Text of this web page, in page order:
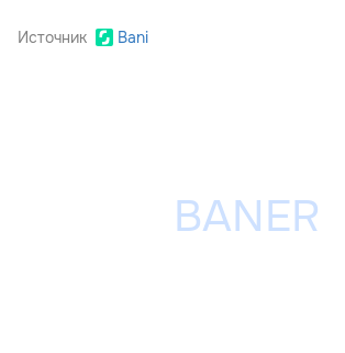
Источник Bani